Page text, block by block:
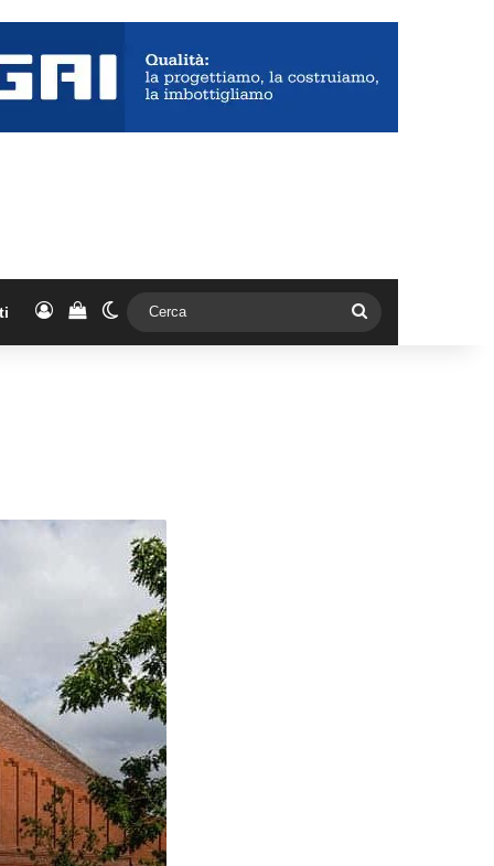
AccediVedi il carrello
Cambia aspetto